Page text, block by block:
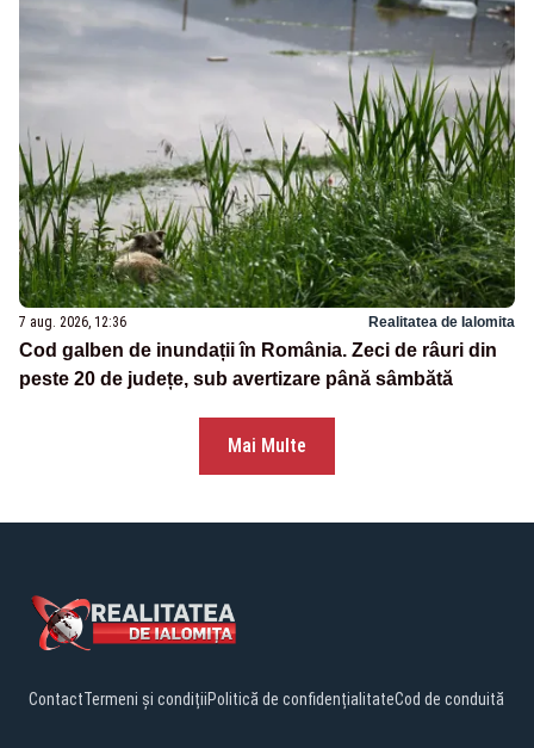
7 aug. 2026, 12:36 Realitatea de Ialomita
Cod galben de inundații în România. Zeci de râuri din
peste 20 de județe, sub avertizare până sâmbătă
Mai Multe
ContactTermeni și condițiiPolitică de confidențialitateCod de conduită